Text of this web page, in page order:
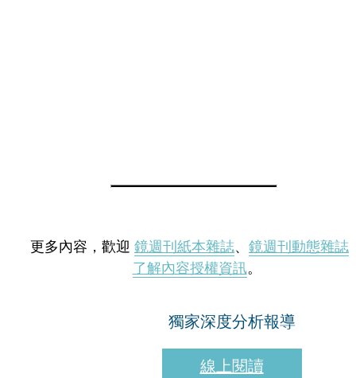
更多內容，歡迎 鏡週刊紙本雜誌、 鏡週刊動態雜誌
了解內容授權資訊。
獨家深度分析報導
線上閱讀